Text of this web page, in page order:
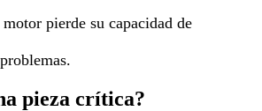
pierde su capacidad de
pieza crítica?